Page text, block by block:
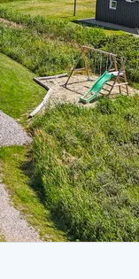
Strand
Klit
Sande
os